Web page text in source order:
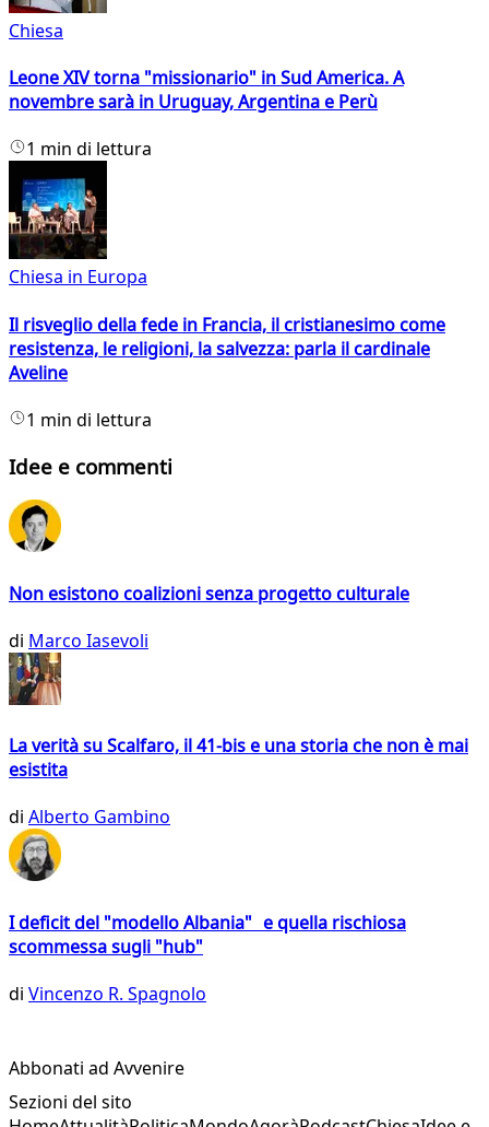
Chiesa
Leone XIV torna "missionario" in Sud America. A
novembre sarà in Uruguay, Argentina e Perù
1 min di lettura
Chiesa in Europa
Il risveglio della fede in Francia, il cristianesimo come
resistenza, le religioni, la salvezza: parla il cardinale
Aveline
1 min di lettura
Idee e commenti
Non esistono coalizioni senza progetto culturale
di Marco Iasevoli
La verità su Scalfaro, il 41-bis e una storia che non è mai
esistita
di Alberto Gambino
I deficit del "modello Albania" e quella rischiosa
scommessa sugli "hub"
di Vincenzo R. Spagnolo
Abbonati ad Avvenire
Sezioni del sito